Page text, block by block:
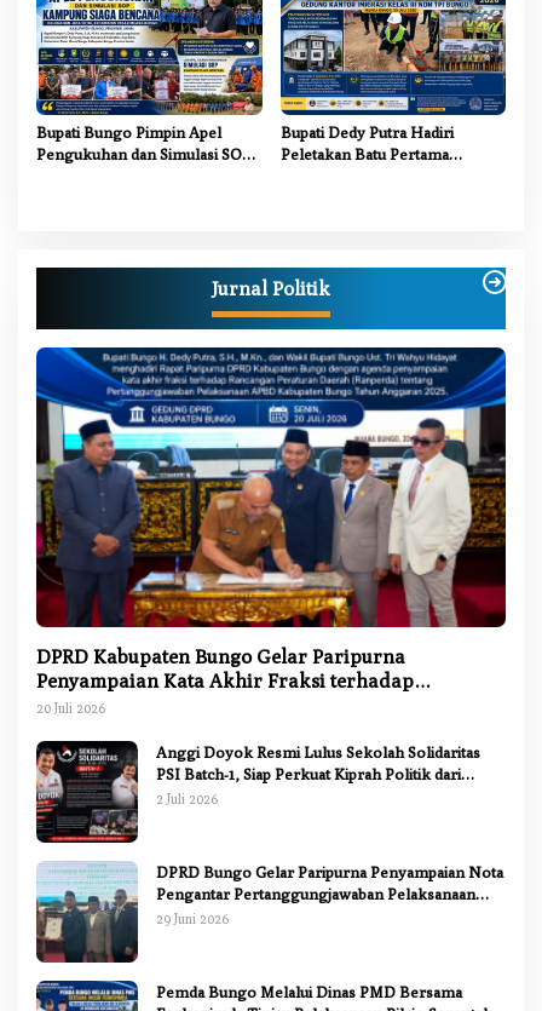
Bupati Bungo Pimpin Apel
Pengukuhan dan Simulasi SOP
Bupati Dedy Putra Hadiri
Peletakan Batu Pertama
Jurnal Politik
DPRD Kabupaten Bungo Gelar Paripurna
Penyampaian Kata Akhir Fraksi terhadap
Ranperda Pertanggungjawaban APBD 2025
20 Juli 2026
Anggi Doyok Resmi Lulus Sekolah Solidaritas
PSI Batch-1, Siap Perkuat Kiprah Politik dari
Daerah
2 Juli 2026
DPRD Bungo Gelar Paripurna Penyampaian Nota
Pengantar Pertanggungjawaban Pelaksanaan
APBD 2025
29 Juni 2026
Pemda Bungo Melalui Dinas PMD Bersama